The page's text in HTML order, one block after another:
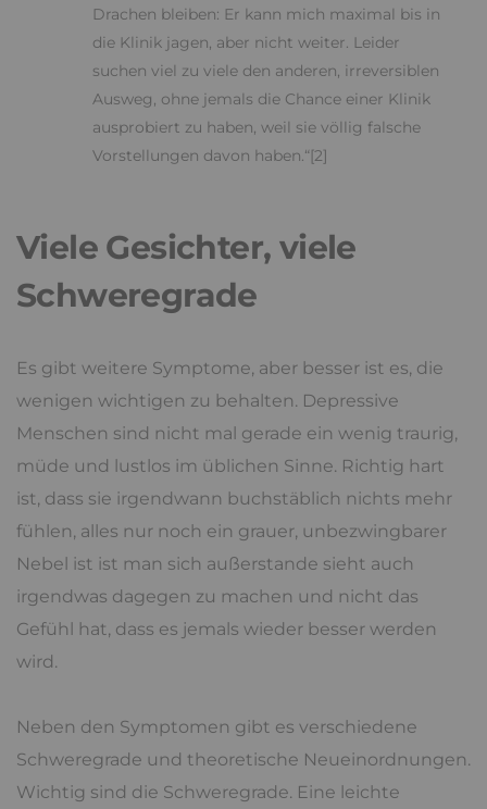
Drachen bleiben: Er kann mich maximal bis in
die Klinik jagen, aber nicht weiter. Leider
suchen viel zu viele den anderen, irreversiblen
Ausweg, ohne jemals die Chance einer Klinik
ausprobiert zu haben, weil sie völlig falsche
Vorstellungen davon haben.“[2]
Viele Gesichter, viele
Schweregrade
Es gibt weitere Symptome, aber besser ist es, die
wenigen wichtigen zu behalten. Depressive
Menschen sind nicht mal gerade ein wenig traurig,
müde und lustlos im üblichen Sinne. Richtig hart
ist, dass sie irgendwann buchstäblich nichts mehr
fühlen, alles nur noch ein grauer, unbezwingbarer
Nebel ist ist man sich außerstande sieht auch
irgendwas dagegen zu machen und nicht das
Gefühl hat, dass es jemals wieder besser werden
wird.
Neben den Symptomen gibt es verschiedene
Schweregrade und theoretische Neueinordnungen.
Wichtig sind die Schweregrade. Eine leichte